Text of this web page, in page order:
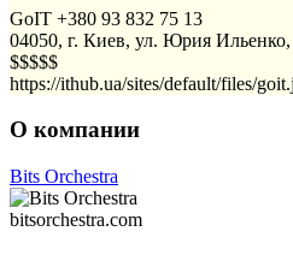
GoIT +380 93 832 75 13
04050, г. Киев, ул. Юрия Ильенко,
$$$$$
https://ithub.ua/sites/default/files/
О компании
Bits Orchestra
bitsorchestra.com